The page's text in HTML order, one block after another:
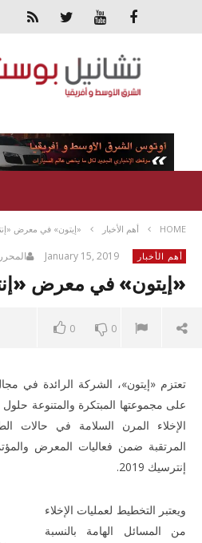
HOME أهم الأخبار «إيتون» في معرض
أهم الأخبار January 15, 2019 المحرر
«إيتون» في معرض
0 0
تعتزم «إيتون»، الشركة الرائدة في
على مجموعتها المبتكرة والمتنوعة
الإخلاء المرن السلامة في حالات
المرتقبة ضمن فعاليات المعرض
إنترسيك 2019.
ويعتبر التخطيط لعمليات الإخلاء
من المسائل الهامة بالنسبة